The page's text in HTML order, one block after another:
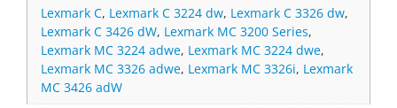
Lexmark C, Lexmark C 3224 dw, Lexmark C 3326 dw,
Lexmark C 3426 dW, Lexmark MC 3200 Series,
Lexmark MC 3224 adwe, Lexmark MC 3224 dwe,
Lexmark MC 3326 adwe, Lexmark MC 3326i, Lexmark
MC 3426 adW